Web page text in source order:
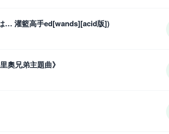
… 灌籃高手ed[wands][acid版])
奧兄弟主題曲》